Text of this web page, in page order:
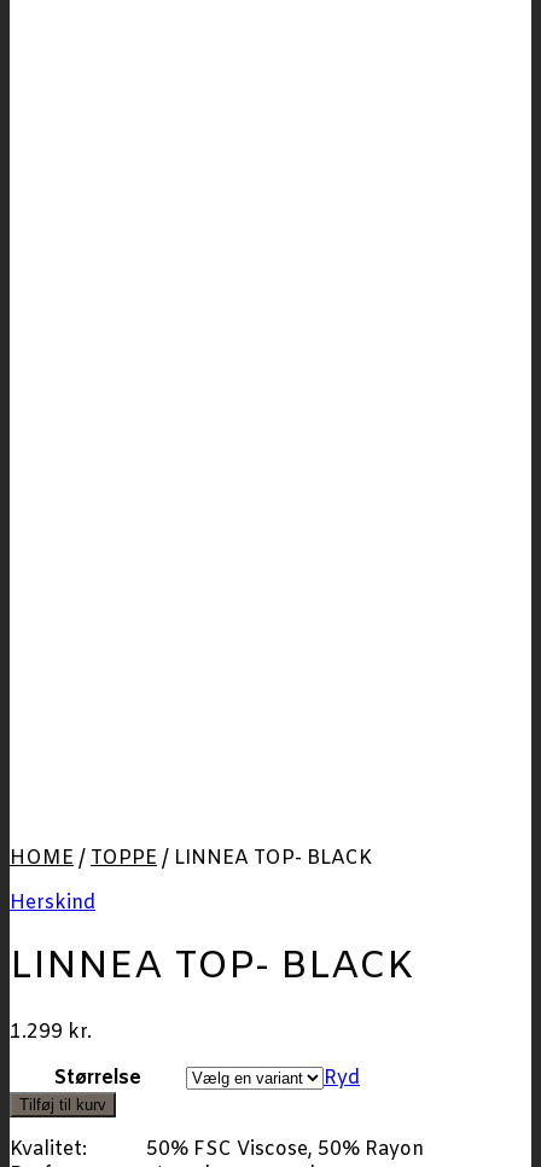
HOME / TOPPE / LINNEA TOP- BLACK
Herskind
LINNEA TOP- BLACK
1.299 kr.
Størrelse
Ryd
Tilføj til kurv
Kvalitet:
50% FSC Viscose, 50% Rayon